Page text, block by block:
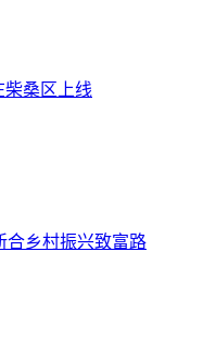
柴桑区上线
合乡村振兴致富路